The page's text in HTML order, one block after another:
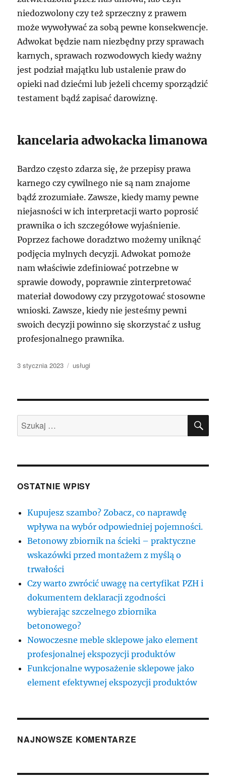
niedozwolony czy też sprzeczny z prawem
może wywoływać za sobą pewne konsekwencje.
Adwokat będzie nam niezbędny przy sprawach
karnych, sprawach rozwodowych kiedy ważny
jest podział majątku lub ustalenie praw do
opieki nad dziećmi lub jeżeli chcemy sporządzić
testament bądź zapisać darowiznę.
kancelaria adwokacka limanowa
Bardzo często zdarza się, że przepisy prawa
karnego czy cywilnego nie są nam znajome
bądź zrozumiałe. Zawsze, kiedy mamy pewne
niejasności w ich interpretacji warto poprosić
prawnika o ich szczegółowe wyjaśnienie.
Poprzez fachowe doradztwo możemy uniknąć
podjęcia mylnych decyzji. Adwokat pomoże
nam właściwie zdefiniować potrzebne w
sprawie dowody, poprawnie zinterpretować
materiał dowodowy czy przygotować stosowne
wnioski. Zawsze, kiedy nie jesteśmy pewni
swoich decyzji powinno się skorzystać z usług
profesjonalnego prawnika.
Data
3 stycznia 2023 Kategorie
usługi
Szukaj:
OSTATNIE WPISY
Kupujesz szambo? Zobacz, co naprawdę
wpływa na wybór odpowiedniej pojemności.
Betonowy zbiornik na ścieki – praktyczne
wskazówki przed montażem z myślą o
trwałości
Czy warto zwrócić uwagę na certyfikat PZH i
dokumentem deklaracji zgodności
wybierając szczelnego zbiornika
betonowego?
Nowoczesne meble sklepowe jako element
profesjonalnej ekspozycji produktów
Funkcjonalne wyposażenie sklepowe jako
element efektywnej ekspozycji produktów
NAJNOWSZE KOMENTARZE